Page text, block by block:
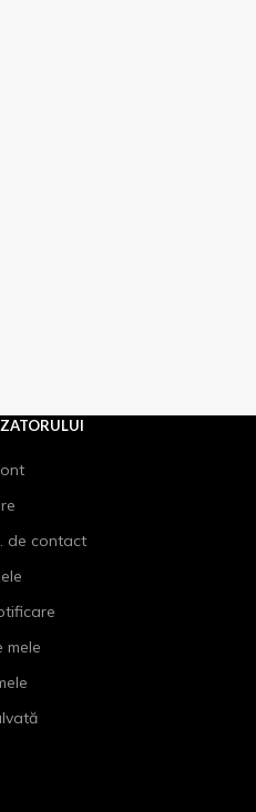
de contact
mele